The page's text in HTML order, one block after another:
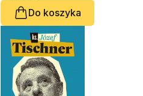
Do koszyka